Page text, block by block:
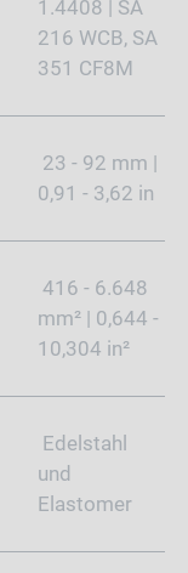
1.4408 | SA
216 WCB, SA
351 CF8M
23 - 92 mm |
0,91 - 3,62 in
416 - 6.648
mm² | 0,644 -
10,304 in²
Edelstahl
und
Elastomer